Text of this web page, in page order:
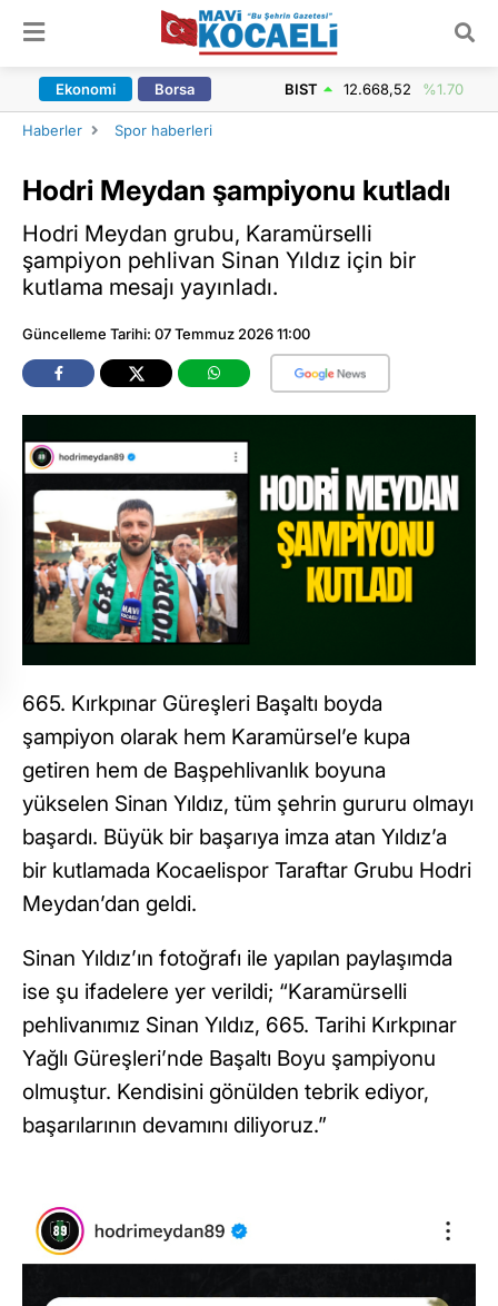
Ekonomi Borsa BIST 12.668,52 %1.70
Haberler Spor haberleri
Hodri Meydan şampiyonu kutladı
Hodri Meydan grubu, Karamürselli
şampiyon pehlivan Sinan Yıldız için bir
kutlama mesajı yayınladı.
Güncelleme Tarihi: 07 Temmuz 2026 11:00
665. Kırkpınar Güreşleri Başaltı boyda
şampiyon olarak hem Karamürsel’e kupa
getiren hem de Başpehlivanlık boyuna
yükselen Sinan Yıldız, tüm şehrin gururu olmayı
başardı. Büyük bir başarıya imza atan Yıldız’a
bir kutlamada Kocaelispor Taraftar Grubu Hodri
Meydan’dan geldi.
Sinan Yıldız’ın fotoğrafı ile yapılan paylaşımda
ise şu ifadelere yer verildi; “Karamürselli
pehlivanımız Sinan Yıldız, 665. Tarihi Kırkpınar
Yağlı Güreşleri’nde Başaltı Boyu şampiyonu
olmuştur. Kendisini gönülden tebrik ediyor,
başarılarının devamını diliyoruz.”